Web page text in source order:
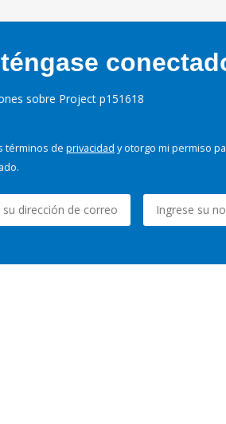
sobre Project p151618
términos de privacidad y otorgo mi permiso